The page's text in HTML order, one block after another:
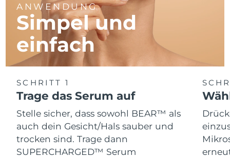
ANWENDUNG
Simpel und
einfach
SCHRITT 1
Trage das Serum auf
Stelle sicher, dass sowohl BEAR™ als
auch dein Gesicht/Hals sauber und
trocken sind. Trage dann
SUPERCHARGED™ Serum